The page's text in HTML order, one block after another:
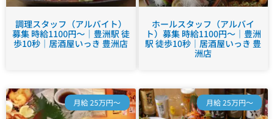
調理スタッフ（アルバイト）
募集 時給1100円～｜豊洲駅 徒
歩10秒｜居酒屋いっき 豊洲店
ホールスタッフ（アルバイ
ト）募集 時給1100円～｜豊洲
駅 徒歩10秒｜居酒屋いっき 豊
洲店
月給 25万円～ 月給 25万円～